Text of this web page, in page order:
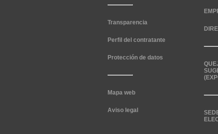
Transparencia
Perfil del contratante
Protección de datos
Mapa web
Aviso legal